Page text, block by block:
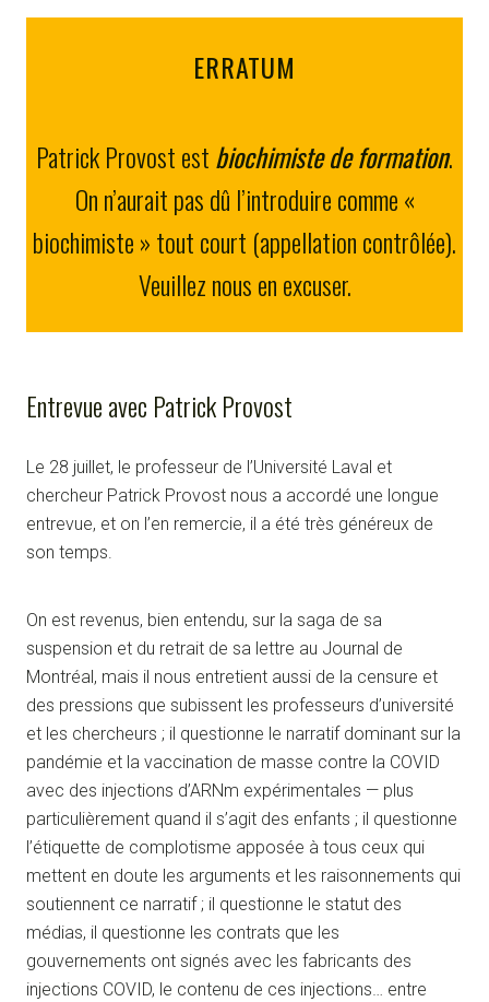
ERRATUM
Patrick Provost estbiochimiste de formation.
On n’aurait pas dû l’introduire comme «
biochimiste » tout court (appellation contrôlée).
Veuillez nous en excuser.
Entrevue avec Patrick Provost
Le 28 juillet, le professeur de l’Université Laval et
chercheur Patrick Provost nous a accordé une longue
entrevue, et on l’en remercie, il a été très généreux de
son temps.
On est revenus, bien entendu, sur la saga de sa
suspension et du retrait de sa lettre au Journal de
Montréal, mais il nous entretient aussi de la censure et
des pressions que subissent les professeurs d’université
et les chercheurs ; il questionne le narratif dominant sur la
pandémie et la vaccination de masse contre la COVID
avec des injections d’ARNm expérimentales — plus
particulièrement quand il s’agit des enfants ; il questionne
l’étiquette de complotisme apposée à tous ceux qui
mettent en doute les arguments et les raisonnements qui
soutiennent ce narratif ; il questionne le statut des
médias, il questionne les contrats que les
gouvernements ont signés avec les fabricants des
injections COVID, le contenu de ces injections… entre